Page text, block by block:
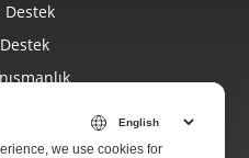
Destek
we use cookies for